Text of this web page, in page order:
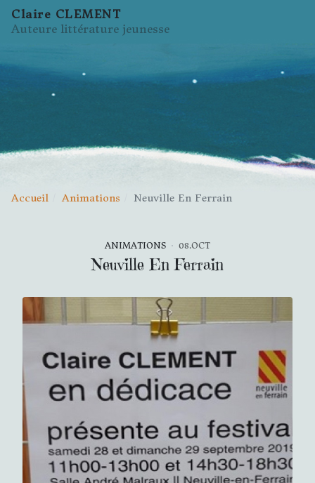
Claire CLEMENT
Auteure littérature jeunesse
Accueil Animations Neuville En Ferrain
ANIMATIONS 08.OCT
Neuville En Ferrain